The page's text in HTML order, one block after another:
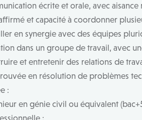
écrite et orale, avec aisance
et capacité à coordonner
en synergie avec des équipes
dans un groupe de travail, avec
et entretenir des relations de
en résolution de problèmes
:
en génie civil ou équivalent